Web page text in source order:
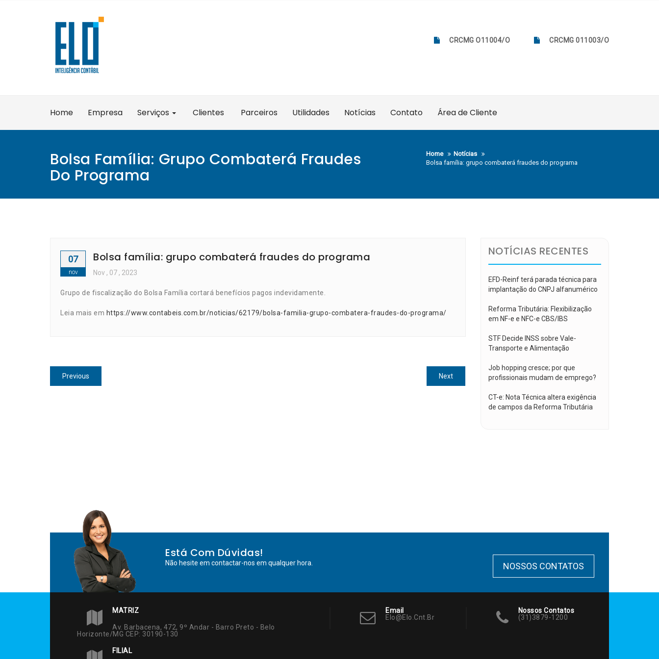
CRCMG O11004/O CRCMG 011003/O
Home Empresa Serviços Clientes Parceiros Utilidades Notícias Contato Área de Cliente
Bolsa Família: Grupo Combaterá Fraudes
Do Programa
Home
Notícias
Bolsa família: grupo combaterá fraudes do programa
07
nov
Bolsa família: grupo combaterá fraudes do programa
Nov , 07 , 2023
Grupo de fiscalização do Bolsa Família cortará benefícios pagos indevidamente.
Leia mais em https://www.contabeis.com.br/noticias/62179/bolsa-familia-grupo-combatera-fraudes-do-programa/
Navegação
de
Previous
post:
NextNext
post:
NOTÍCIAS RECENTES
EFD-Reinf terá parada técnica para
implantação do CNPJ alfanumérico
Reforma Tributária: Flexibilização
em NF-e e NFC-e CBS/IBS
STF Decide INSS sobre Vale-
Transporte e Alimentação
Job hopping cresce; por que
profissionais mudam de emprego?
CT-e: Nota Técnica altera exigência
de campos da Reforma Tributária
Está Com Dúvidas!
Não hesite em contactar-nos em qualquer hora. NOSSOS CONTATOS
MATRIZ
Av. Barbacena, 472, 9º Andar - Barro Preto - Belo
Horizonte/MG CEP: 30190-130
FILIAL
Email
Elo@elo.cnt.br
Nossos Contatos
(31)3879-1200